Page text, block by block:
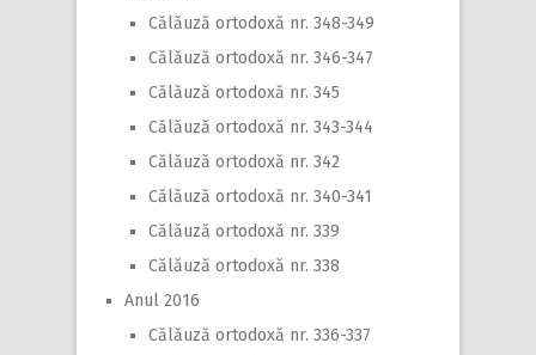
Călăuză ortodoxă nr. 348-349
Călăuză ortodoxă nr. 346-347
Călăuză ortodoxă nr. 345
Călăuză ortodoxă nr. 343-344
Călăuză ortodoxă nr. 342
Călăuză ortodoxă nr. 340-341
Călăuză ortodoxă nr. 339
Călăuză ortodoxă nr. 338
Anul 2016
Călăuză ortodoxă nr. 336-337